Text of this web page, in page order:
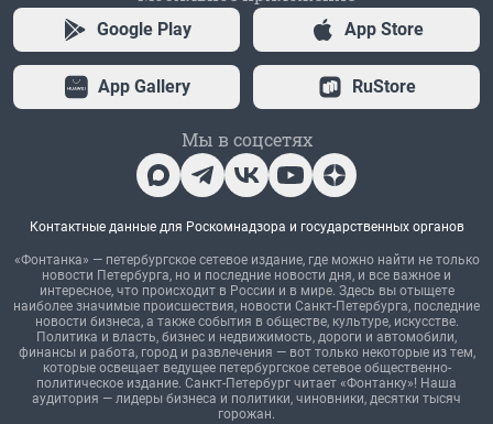
Google Play App Store
App Gallery RuStore
Мы в соцсетях
Контактные данные для Роскомнадзора и государственных органов
«Фонтанка» — петербургское сетевое издание, где можно найти не только
новости Петербурга, но и последние новости дня, и все важное и
интересное, что происходит в России и в мире. Здесь вы отыщете
наиболее значимые происшествия, новости Санкт-Петербурга, последние
новости бизнеса, а также события в обществе, культуре, искусстве.
Политика и власть, бизнес и недвижимость, дороги и автомобили,
финансы и работа, город и развлечения — вот только некоторые из тем,
которые освещает ведущее петербургское сетевое общественно-
политическое издание. Санкт-Петербург читает «Фонтанку»! Наша
аудитория — лидеры бизнеса и политики, чиновники, десятки тысяч
горожан.